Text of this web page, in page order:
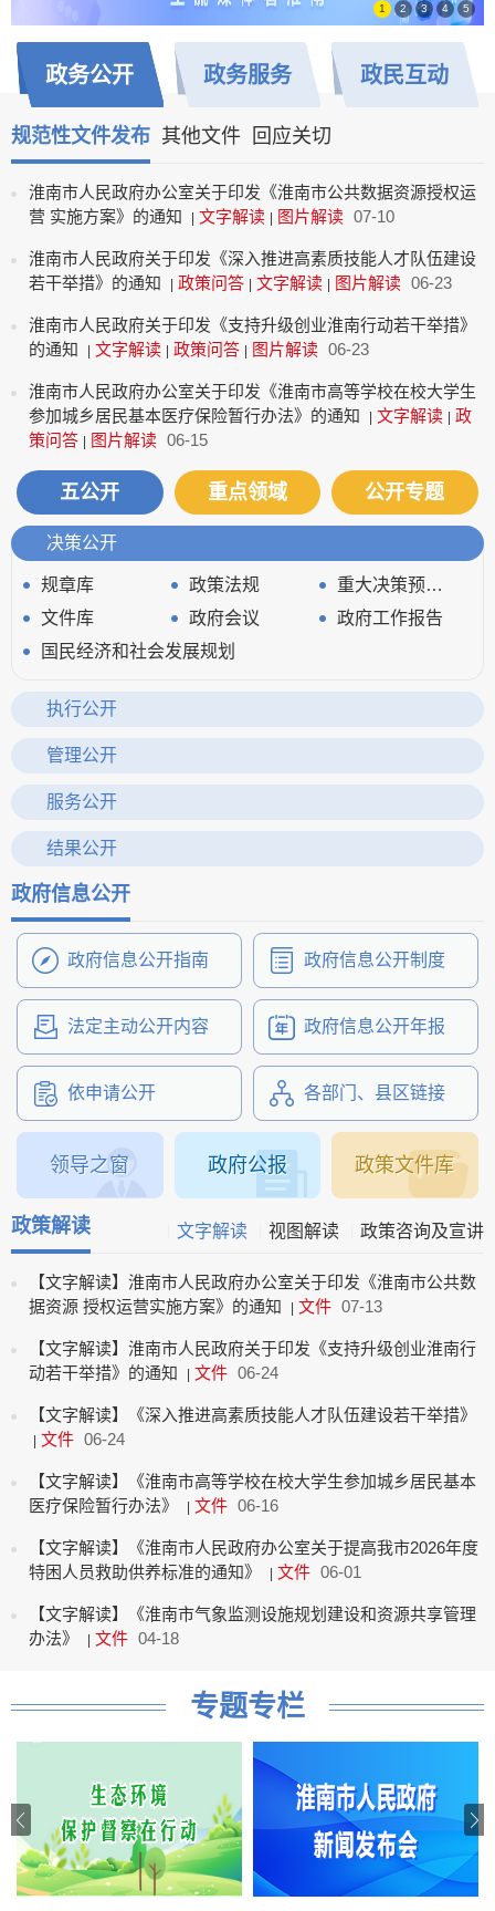
1 2 3 4 5
政务公开 政务服务 政民互动
规范性文件发布 其他文件 回应关切
淮南市人民政府办公室关于印发《淮南市公共数据资源授权运
营 实施方案》的通知
文字解读 图片解读 07-10
淮南市人民政府关于印发《深入推进高素质技能人才队伍建设
若干举措》的通知
政策问答 文字解读 图片解读 06-23
淮南市人民政府关于印发《支持升级创业淮南行动若干举措》
的通知
文字解读 政策问答 图片解读 06-23
淮南市人民政府办公室关于印发《淮南市高等学校在校大学生
参加城乡居民基本医疗保险暂行办法》的通知
文字解读
政
策问答
图片解读 06-15
五公开 重点领域 公开专题
决策公开
规章库 政策法规
重大决策预公开
文件库
政府会议
政府工作报告
国民经济和社会发展规划
执行公开
管理公开
应急管理
服务公开
结果公开
建议提案办理
政府信息公开
政府信息公开指南 政府信息公开制度
法定主动公开内容 政府信息公开年报
依申请公开 各部门、县区链接
领导之窗 政府公报 政策文件库
政策解读 文字解读 视图解读 政策咨询及宣讲
【文字解读】淮南市人民政府办公室关于印发《淮南市公共数
据资源 授权运营实施方案》的通知
文件 07-13
【文字解读】淮南市人民政府关于印发《支持升级创业淮南行
动若干举措》的通知
文件 06-24
【文字解读】《深入推进高素质技能人才队伍建设若干举措》
文件 06-24
【文字解读】《淮南市高等学校在校大学生参加城乡居民基本
医疗保险暂行办法》
文件 06-16
【文字解读】《淮南市人民政府办公室关于提高我市2026年度
特困人员救助供养标准的通知》
文件 06-01
【文字解读】《淮南市气象监测设施规划建设和资源共享管理
办法》
文件 04-18
专题专栏